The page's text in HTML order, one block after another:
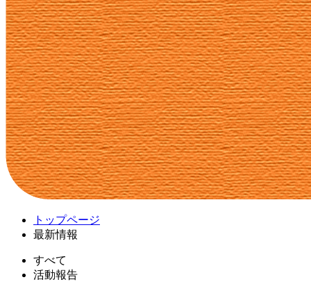
トップページ
最新情報
すべて
活動報告